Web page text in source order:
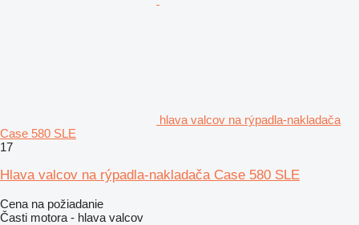
hlava valcov na rýpadla-nakladača
Case 580 SLE
17
Hlava valcov na rýpadla-nakladača Case 580 SLE
Cena na požiadanie
Časti motora - hlava valcov